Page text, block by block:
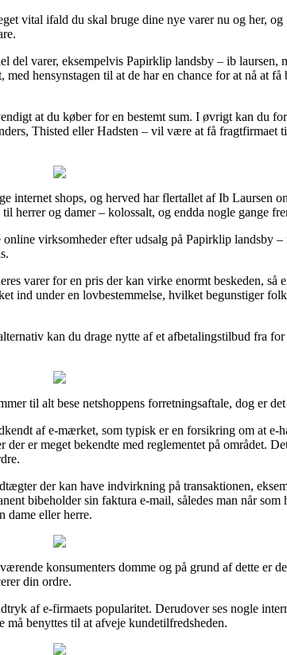
vital ifald du skal bruge dine nye varer nu og her,
del varer, eksempelvis Papirklip landsby – ib laursen,
hensynstagen til at de har en chance for at nå at
at du køber for en bestemt sum. I øvrigt kan du
Thisted eller Hadsten – vil være at få fragtfirmaet
internet shops, og herved har flertallet af Ib Laursen
herrer og damer – kolossalt, og endda nogle gange
virksomheder efter udsalg på Papirklip landsby
varer for en pris der kan virke enormt beskeden,
ind under en lovbestemmelse, hvilket begunstiger
kan du drage nytte af et afbetalingstilbud fra
til alt bese netshoppens forretningsaftale, dog er
af e-mærket, som typisk er en forsikring om at e-
er meget bekendte med reglementet på området.
der kan have indvirkning på transaktionen,
bibeholder sin faktura e-mail, således man når
dame eller herre.
konsumenters domme og på grund af dette er
din ordre.
af e-firmaets popularitet. Derudover ses nogle
benyttes til at afveje kundetilfredsheden.